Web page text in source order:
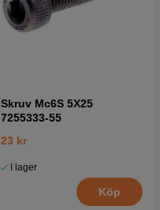
Skruv Mc6S 5X25
7255333-55
23 kr
I lager
Köp